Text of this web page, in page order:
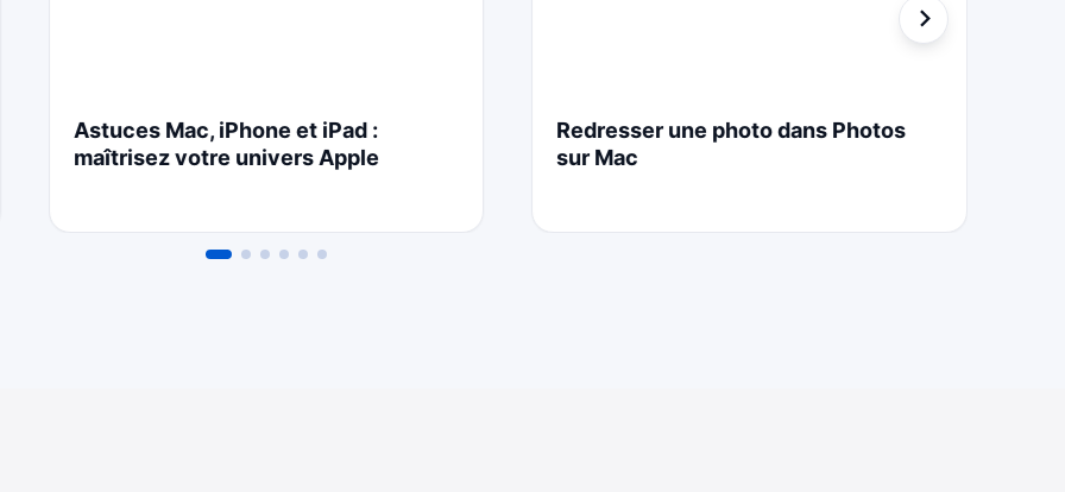
Astuces Mac, iPhone et iPad :
maîtrisez votre univers Apple
Redresser une photo dans Photos
sur Mac